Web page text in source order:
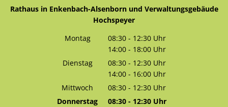
Rathaus in Enkenbach-Alsenborn und Verwaltungsgebäude
Hochspeyer
Montag
08:30 - 12:30 Uhr
Von 08:30 bis 12:30 Uhr
14:00 - 18:00 Uhr
Von 14:00 bis 18:00 Uhr
Dienstag 08:30 - 12:30 Uhr
Von 08:30 bis 12:30 Uhr
14:00 - 16:00 Uhr
Von 14:00 bis 16:00 Uhr
Mittwoch 08:30 - 12:30 Uhr
Von 08:30 bis 12:30 Uhr
Donnerstag 08:30- 12:30Uhr